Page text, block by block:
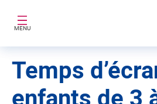
MENU
Temps
enfants de 3